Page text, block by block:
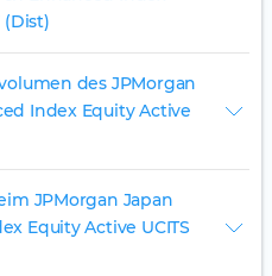
(Dist)
des JPMorgan
Index Equity Active
JPMorgan Japan
Equity Active UCITS